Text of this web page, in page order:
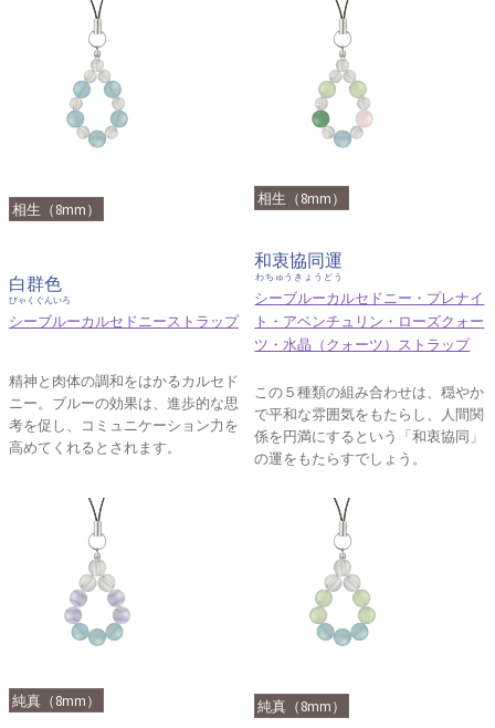
相生（8mm）
白群色
びゃくぐんいろ
シーブルーカルセドニーストラップ
精神と肉体の調和をはかるカルセド
ニー。ブルーの効果は、進歩的な思
考を促し、コミュニケーション力を
高めてくれるとされます。
相生（8mm）
和衷協同運
わちゅうきょうどう
シーブルーカルセドニー・プレナイ
ト・アベンチュリン・ローズクォー
ツ・水晶（クォーツ）ストラップ
この５種類の組み合わせは、穏やか
で平和な雰囲気をもたらし、人間関
係を円満にするという「和衷協同」
の運をもたらすでしょう。
純真（8mm） 純真（8mm）